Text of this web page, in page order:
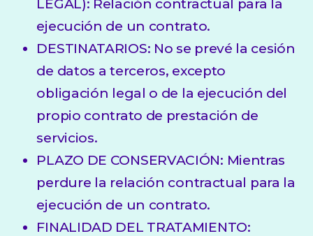
LEGAL): Relación contractual para la
ejecución de un contrato.
DESTINATARIOS: No se prevé la cesión
de datos a terceros, excepto
obligación legal o de la ejecución del
propio contrato de prestación de
servicios.
PLAZO DE CONSERVACIÓN: Mientras
perdure la relación contractual para la
ejecución de un contrato.
FINALIDAD DEL TRATAMIENTO: